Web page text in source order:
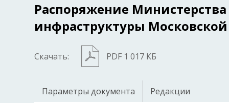
Распоряжение
инфраструктуры Московской
Скачать: PDF 1 017 КБ
Параметры документа Редакции